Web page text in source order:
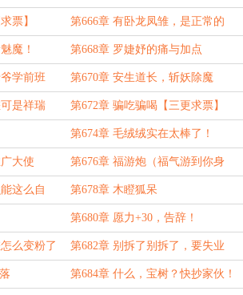
票】 第666章 有卧龙凤雏，是正常的
魔！ 第668章 罗婕妤的痛与加点
学前班 第670章 安生道长，斩妖除魔
是祥瑞 第672章 骗吃骗喝【三更求票】
第674章 毛绒绒实在太棒了！
大使 第676章 福游炮（福气游到你身
旁）
这么自 第678章 木瞪狐呆
第680章 愿力+30，告辞！
么变粉了 第682章 别拆了别拆了，要失业
了！
第684章 什么，宝树？快抄家伙！